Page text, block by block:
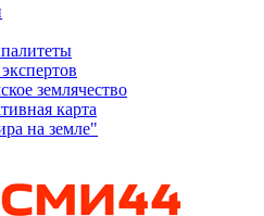
землячество
карта
на земле"